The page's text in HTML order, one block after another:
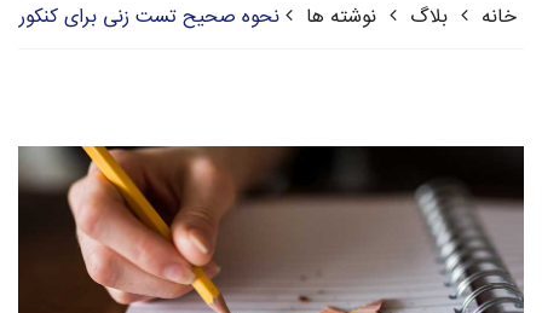
خانه بلاگ نوشته ها نحوه صحیح تست زنی برای کنکور